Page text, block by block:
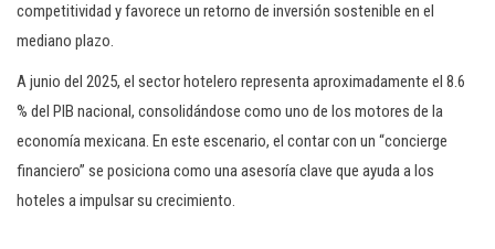
competitividad y favorece un retorno de inversión sostenible en el
mediano plazo.
A junio del 2025, el sector hotelero representa aproximadamente el 8.6
% del PIB nacional, consolidándose como uno de los motores de la
economía mexicana. En este escenario, el contar con un “concierge
financiero” se posiciona como una asesoría clave que ayuda a los
hoteles a impulsar su crecimiento.